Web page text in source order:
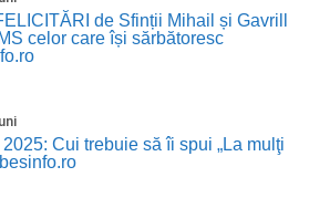
de Sfinții Mihail și Gavrill
celor care își sărbătoresc
Cui trebuie să îi spui „La mulţi